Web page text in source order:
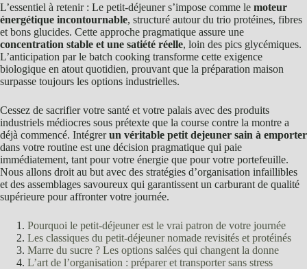
L’essentiel à retenir : Le petit-déjeuner s’impose comme le moteur
énergétique incontournable, structuré autour du trio protéines, fibres
et bons glucides. Cette approche pragmatique assure une
concentration stable et une satiété réelle, loin des pics glycémiques.
L’anticipation par le batch cooking transforme cette exigence
biologique en atout quotidien, prouvant que la préparation maison
surpasse toujours les options industrielles.
Cessez de sacrifier votre santé et votre palais avec des produits
industriels médiocres sous prétexte que la course contre la montre a
déjà commencé. Intégrerun véritable petit dejeuner sain à emporter
dans votre routine est une décision pragmatique qui paie
immédiatement, tant pour votre énergie que pour votre portefeuille.
Nous allons droit au but avec des stratégies d’organisation infaillibles
et des assemblages savoureux qui garantissent un carburant de qualité
supérieure pour affronter votre journée.
Pourquoi le petit-déjeuner est le vrai patron de votre journée
Les classiques du petit-déjeuner nomade revisités et protéinés
Marre du sucre ? Les options salées qui changent la donne
L’art de l’organisation : préparer et transporter sans stress